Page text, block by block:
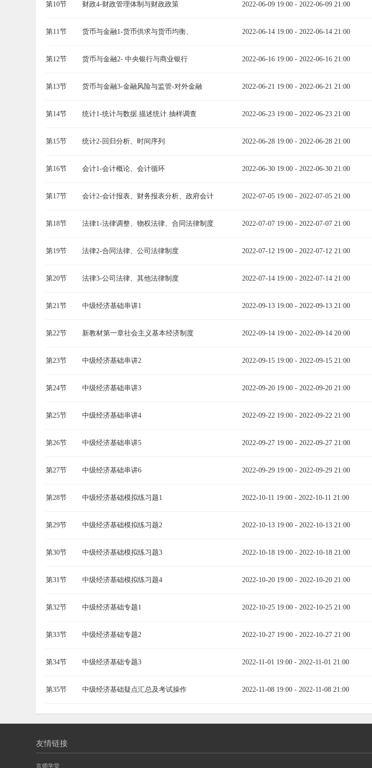
第10节 财政4-财政管理体制与财政政策 2022-06-09 19:00 - 2022-06-09 21:00
第11节 货币与金融1-货币供求与货币均衡、 2022-06-14 19:00 - 2022-06-14 21:00
第12节 货币与金融2- 中央银行与商业银行 2022-06-16 19:00 - 2022-06-16 21:00
第13节 货币与金融3-金融风险与监管-对外金融 2022-06-21 19:00 - 2022-06-21 21:00
第14节 统计1-统计与数据.描述统计.抽样调查 2022-06-23 19:00 - 2022-06-23 21:00
第15节 统计2-回归分析、时间序列 2022-06-28 19:00 - 2022-06-28 21:00
第16节 会计1-会计概论、会计循环 2022-06-30 19:00 - 2022-06-30 21:00
第17节 会计2-会计报表、财务报表分析、政府会计 2022-07-05 19:00 - 2022-07-05 21:00
第18节 法律1-法律调整、物权法律、合同法律制度 2022-07-07 19:00 - 2022-07-07 21:00
第19节 法律2-合同法律、公司法律制度 2022-07-12 19:00 - 2022-07-12 21:00
第20节 法律3-公司法律、其他法律制度 2022-07-14 19:00 - 2022-07-14 21:00
第21节 中级经济基础串讲1 2022-09-13 19:00 - 2022-09-13 21:00
第22节 新教材第一章社会主义基本经济制度 2022-09-14 19:00 - 2022-09-14 20:00
第23节 中级经济基础串讲2 2022-09-15 19:00 - 2022-09-15 21:00
第24节 中级经济基础串讲3 2022-09-20 19:00 - 2022-09-20 21:00
第25节 中级经济基础串讲4 2022-09-22 19:00 - 2022-09-22 21:00
第26节 中级经济基础串讲5 2022-09-27 19:00 - 2022-09-27 21:00
第27节 中级经济基础串讲6 2022-09-29 19:00 - 2022-09-29 21:00
第28节 中级经济基础模拟练习题1 2022-10-11 19:00 - 2022-10-11 21:00
第29节 中级经济基础模拟练习题2 2022-10-13 19:00 - 2022-10-13 21:00
第30节 中级经济基础模拟练习题3 2022-10-18 19:00 - 2022-10-18 21:00
第31节 中级经济基础模拟练习题4 2022-10-20 19:00 - 2022-10-20 21:00
第32节 中级经济基础专题1 2022-10-25 19:00 - 2022-10-25 21:00
第33节 中级经济基础专题2 2022-10-27 19:00 - 2022-10-27 21:00
第34节 中级经济基础专题3 2022-11-01 19:00 - 2022-11-01 21:00
第35节 中级经济基础疑点汇总及考试操作 2022-11-08 19:00 - 2022-11-08 21:00
友情链接
京师学堂